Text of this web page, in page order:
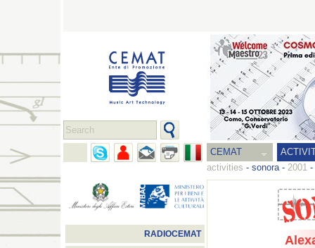
CEMAT
activities - sonora- 2001 -
RADIOCEMAT